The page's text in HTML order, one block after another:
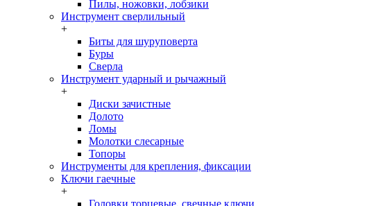
Пилы, ножовки, лобзики
Инструмент сверлильный
+
Биты для шуруповерта
Буры
Сверла
Инструмент ударный и рычажный
+
Диски зачистные
Долото
Ломы
Молотки слесарные
Топоры
Инструменты для крепления, фиксации
Ключи гаечные
+
Головки торцевые, свечные ключи